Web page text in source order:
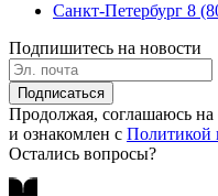
Санкт-Петербург 8
Подпишитесь на новости
Подписаться
Продолжая, соглашаюсь
и ознакомлен с Политикой
Остались вопросы?